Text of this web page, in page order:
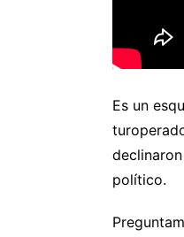
Es un
político.